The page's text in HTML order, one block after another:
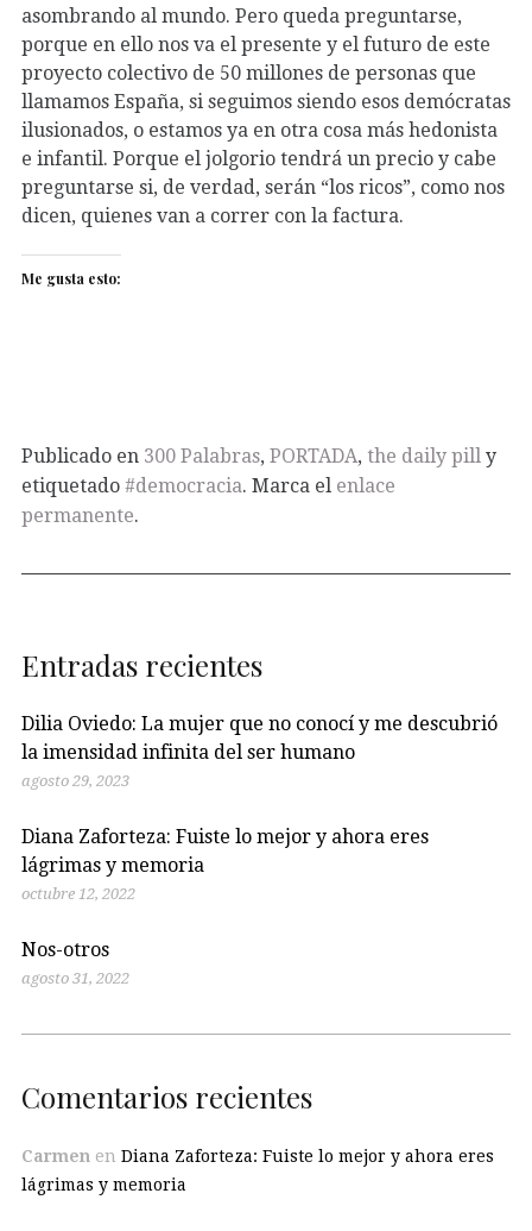
asombrando al mundo. Pero queda preguntarse,
porque en ello nos va el presente y el futuro de este
proyecto colectivo de 50 millones de personas que
llamamos España, si seguimos siendo esos demócratas
ilusionados, o estamos ya en otra cosa más hedonista
e infantil. Porque el jolgorio tendrá un precio y cabe
preguntarse si, de verdad, serán “los ricos”, como nos
dicen, quienes van a correr con la factura.
Me gusta esto:
Publicado en 300 Palabras, PORTADA, the daily pill y
etiquetado #democracia. Marca el enlace
permanente.
Entradas recientes
Dilia Oviedo: La mujer que no conocí y me descubrió
la imensidad infinita del ser humano
agosto 29, 2023
Diana Zaforteza: Fuiste lo mejor y ahora eres
lágrimas y memoria
octubre 12, 2022
Nos-otros
agosto 31, 2022
Comentarios recientes
Carmen en Diana Zaforteza: Fuiste lo mejor y ahora eres
lágrimas y memoria